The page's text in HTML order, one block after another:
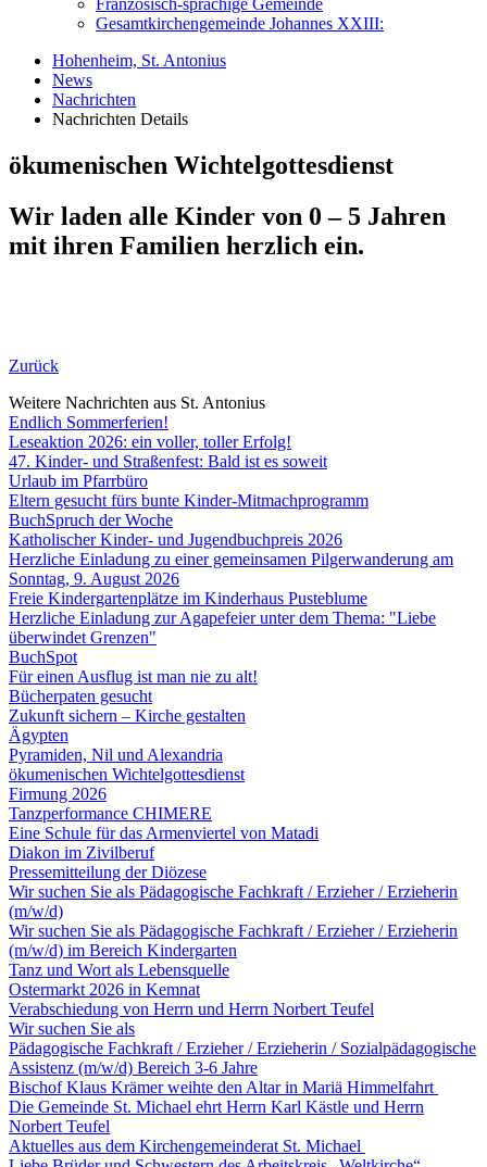
Französisch-sprachige Gemeinde
Gesamtkirchengemeinde Johannes XXIII:
Hohenheim, St. Antonius
News
Nachrichten
Nachrichten Details
ökumenischen Wichtelgottesdienst
Wir laden alle Kinder von 0 – 5 Jahren
mit ihren Familien herzlich ein.
Zurück
Weitere Nachrichten aus St. Antonius
Endlich Sommerferien!
Leseaktion 2026: ein voller, toller Erfolg!
47. Kinder- und Straßenfest: Bald ist es soweit
Urlaub im Pfarrbüro
Eltern gesucht fürs bunte Kinder-Mitmachprogramm
BuchSpruch der Woche
Katholischer Kinder- und Jugendbuchpreis 2026
Herzliche Einladung zu einer gemeinsamen Pilgerwanderung am
Sonntag, 9. August 2026
Freie Kindergartenplätze im Kinderhaus Pusteblume
Herzliche Einladung zur Agapefeier unter dem Thema: "Liebe
überwindet Grenzen"
BuchSpot
Für einen Ausflug ist man nie zu alt!
Bücherpaten gesucht
Zukunft sichern – Kirche gestalten
Ägypten
Pyramiden, Nil und Alexandria
ökumenischen Wichtelgottesdienst
Firmung 2026
Tanzperformance CHIMERE
Eine Schule für das Armenviertel von Matadi
Diakon im Zivilberuf
Pressemitteilung der Diözese
Wir suchen Sie als Pädagogische Fachkraft / Erzieher / Erzieherin
(m/w/d)
Wir suchen Sie als Pädagogische Fachkraft / Erzieher / Erzieherin
(m/w/d) im Bereich Kindergarten
Tanz und Wort als Lebensquelle
Ostermarkt 2026 in Kemnat
Verabschiedung von Herrn und Herrn Norbert Teufel
Wir suchen Sie als
Pädagogische Fachkraft / Erzieher / Erzieherin / Sozialpädagogische
Assistenz (m/w/d) Bereich 3-6 Jahre
Bischof Klaus Krämer weihte den Altar in Mariä Himmelfahrt
Die Gemeinde St. Michael ehrt Herrn Karl Kästle und Herrn
Norbert Teufel
Aktuelles aus dem Kirchengemeinderat St. Michael